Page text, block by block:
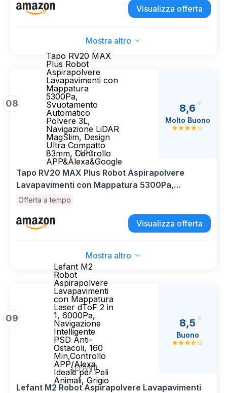
Duri, Tappeti e Peli di Animali
Visualizza offerta
Mostra altro
08
Tapo RV20 MAX
Plus Robot
Aspirapolvere
Lavapavimenti con
Mappatura
5300Pa,
Svuotamento
Automatico
Polvere 3L,
Navigazione LiDAR
MagSlim, Design
Ultra Compatto
83mm, Controllo
APP&Alexa&Google
TAPO
8,6
Molto Buono
Tapo RV20 MAX Plus Robot Aspirapolvere
Lavapavimenti con Mappatura 5300Pa,
Svuotamento Automatico Polvere 3L,
Compatto 83mm, Controllo APP&Alexa&Google
Offerta a tempo
Visualizza offerta
Mostra altro
09
Lefant M2
Robot
Aspirapolvere
Lavapavimenti
con Mappatura
Laser dToF 2 in
1, 6000Pa,
Navigazione
Intelligente
PSD Anti-
Ostacoli, 160
Min,Controllo
APP/Alexa,
Ideale per Peli
Animali, Grigio
LEFANT
8,5
Buono
Lefant M2 Robot Aspirapolvere Lavapavimenti